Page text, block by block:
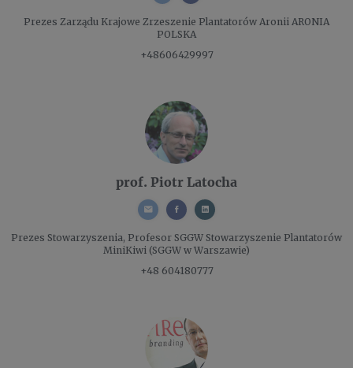
Prezes Zarządu Krajowe Zrzeszenie Plantatorów Aronii ARONIA
POLSKA
+48606429997
prof. Piotr Latocha
Prezes Stowarzyszenia, Profesor SGGW Stowarzyszenie Plantatorów
MiniKiwi (SGGW w Warszawie)
+48 604180777